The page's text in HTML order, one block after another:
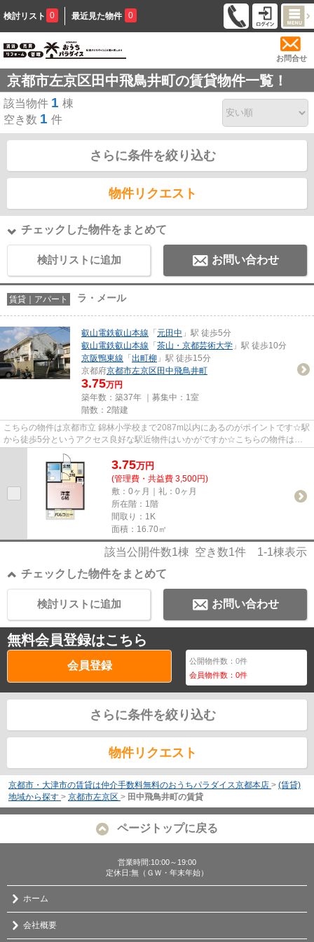
検討リスト 0 最近見た物件 0
お問合せ
京都市左京区田中飛鳥井町の賃貸物件一覧！
該当物件 1 棟
空き数 1 件
さらに条件を絞り込む
物件リクエスト
チェックした物件をまとめて
検討リストに追加 お問い合わせ
賃貸｜アパート ラ・メール
叡山電鉄叡山本線 「 元田中 」駅 徒歩5分
叡山電鉄叡山本線 「 茶山・京都芸術大学 」駅 徒歩10分
京阪鴨東線 「 出町柳 」駅 徒歩15分
京都府京都市左京区 田中飛鳥井町
3.75万円
築年数：築37年 ｜募集中： 1室
階数：2階建
こちらの物件は京都市立 錦林小学校まで2087m以内にあるのがポイントです☆駅
から徒歩5分というアクセス良好な駅近物件はいかがですか☆こちらの物件はア
パートです☆こだわりポイント満...
3.75万円
(管理費・共益費 3,500円)
敷：0ヶ月｜礼：0ヶ月
所在階：1階
間取り：1K
面積：16.70㎡
該当公開件数1棟 空き数1件 1-1棟表示
チェックした物件をまとめて
お問い合わせ
検討リストに追加
無料会員登録はこちら
会員登録 公開物件数：0件
会員物件数：0件
さらに条件を絞り込む
物件リクエスト
京都市・大津市の賃貸は仲介手数料無料のおうちパラダイス京都本店 > (賃貸)
地域から探す > 京都市左京区 > 田中飛鳥井町の賃貸
ページトップに戻る
営業時間:10:00～19:00
定休日:無（ＧＷ・年末年始）
ホーム
会社概要